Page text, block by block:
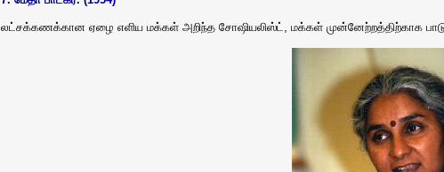
லட்சக்கணக்கான ஏழை எளிய மக்கள் அறிந்த சோஷியலிஸ்ட், மக்கள் முன்னேற்றத்திற்காக